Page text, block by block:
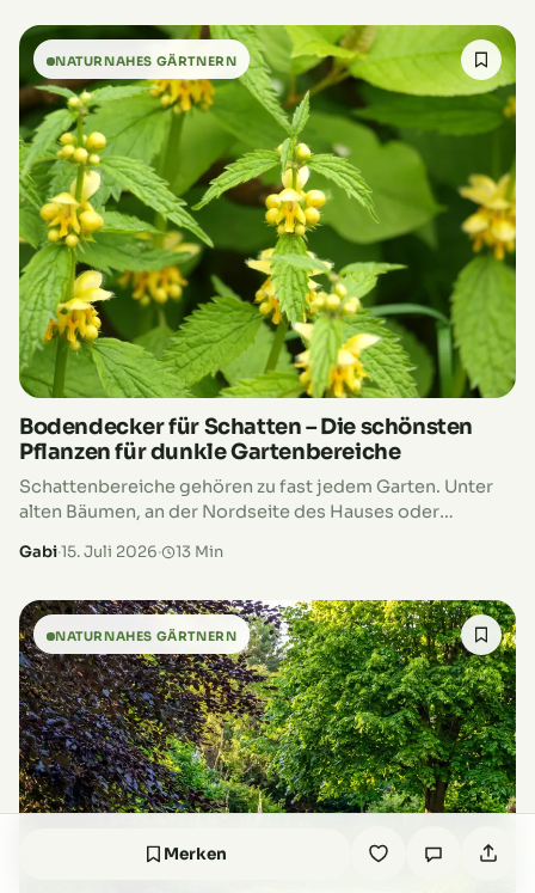
NATURNAHES GÄRTNERN
Bodendecker für Schatten – Die schönsten
Pflanzen für dunkle Gartenbereiche
Schattenbereiche gehören zu fast jedem Garten. Unter
alten Bäumen, an der Nordseite des Hauses oder
Sonnenlicht auf den Boden. Viele Hobbygärtner…
Gabi·15. Juli 2026· 13 Min
NATURNAHES GÄRTNERN
Merken